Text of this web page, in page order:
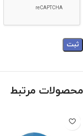
محصولات مرتبط